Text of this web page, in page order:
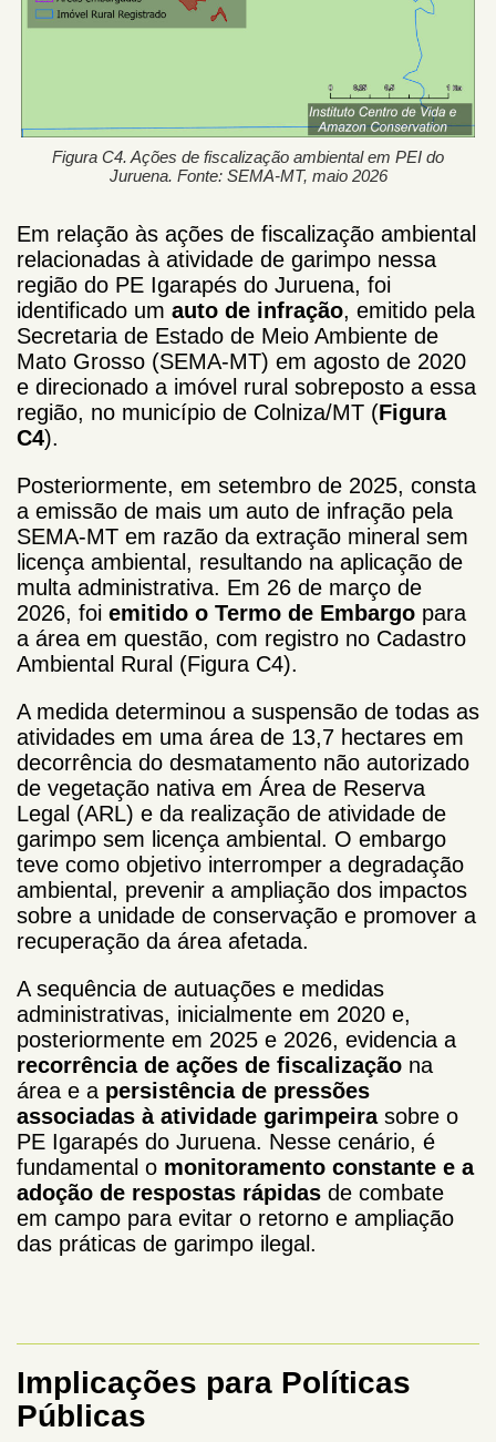
Figura C4. Ações de fiscalização ambiental em PEI do
Juruena. Fonte: SEMA-MT, maio 2026
Em relação às ações de fiscalização ambiental
relacionadas à atividade de garimpo nessa
região do PE Igarapés do Juruena, foi
identificado um auto de infração, emitido pela
Secretaria de Estado de Meio Ambiente de
Mato Grosso (SEMA-MT) em agosto de 2020
e direcionado a imóvel rural sobreposto a essa
região, no município de Colniza/MT (Figura
C4).
Posteriormente, em setembro de 2025, consta
a emissão de mais um auto de infração pela
SEMA-MT em razão da extração mineral sem
licença ambiental, resultando na aplicação de
multa administrativa. Em 26 de março de
2026, foi emitido o Termo de Embargo para
a área em questão, com registro no Cadastro
Ambiental Rural (Figura C4).
A medida determinou a suspensão de todas as
atividades em uma área de 13,7 hectares em
decorrência do desmatamento não autorizado
de vegetação nativa em Área de Reserva
Legal (ARL) e da realização de atividade de
garimpo sem licença ambiental. O embargo
teve como objetivo interromper a degradação
ambiental, prevenir a ampliação dos impactos
sobre a unidade de conservação e promover a
recuperação da área afetada.
A sequência de autuações e medidas
administrativas, inicialmente em 2020 e,
posteriormente em 2025 e 2026, evidencia a
recorrência de ações de fiscalização na
área e a persistência de pressões
associadas à atividade garimpeirasobre o
PE Igarapés do Juruena. Nesse cenário, é
fundamental o monitoramento constante e a
adoção de respostas rápidas de combate
em campo para evitar o retorno e ampliação
das práticas de garimpo ilegal.
Implicações para Políticas
Públicas